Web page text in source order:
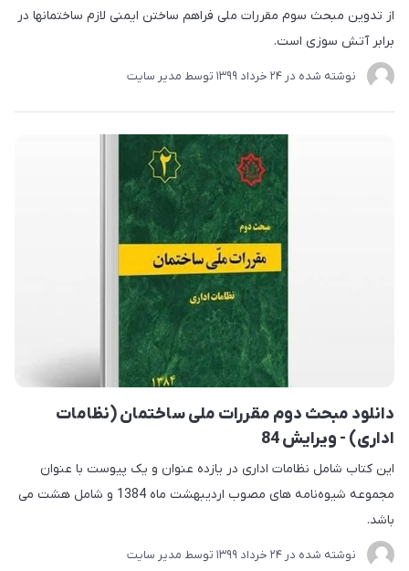
از تدوین مبحث سوم مقررات ملی فراهم ساختن ایمنی لازم ساختمانها در
برابر آتش سوزی است.
نوشته شده در 24 خرداد 1399 توسط مدیر سایت
دانلود مبحث دوم مقررات ملی ساختمان (نظامات
اداری) - ویرایش 84
این کتاب شامل نظامات اداری در یازده عنوان و یک پیوست با عنوان
مجموعه شیوه‌نامه ‌های مصوب اردیبهشت ماه 1384 و شامل هشت می
باشد.
نوشته شده در 24 خرداد 1399 توسط مدیر سایت